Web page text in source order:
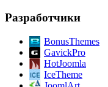
Разработчики
BonusThemes
GavickPro
HotJoomla
IceTheme